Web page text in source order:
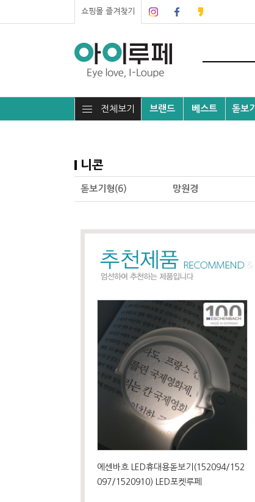
쇼핑몰 즐겨찾기
전체보기 브랜드 베스트 돋보기
니콘
돋보기형(6) 망원경
에센바흐 LED휴대용돋보기(152094/152
097/1520910) LED포켓루페